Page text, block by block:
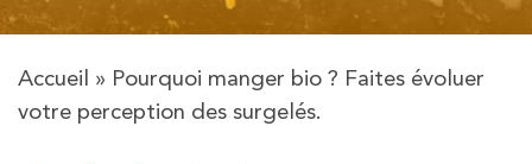
Accueil » Pourquoi manger bio ? Faites évoluer
votre perception des surgelés.